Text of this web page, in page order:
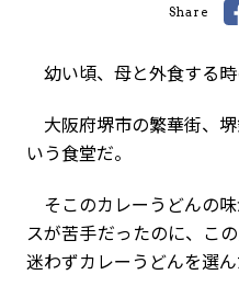
Share
幼い頃、母と外食する時
大阪府堺市の繁華街、
いう食堂だ。
そこのカレーうどんの
スが苦手だったのに、こ
迷わずカレーうどんを選ん